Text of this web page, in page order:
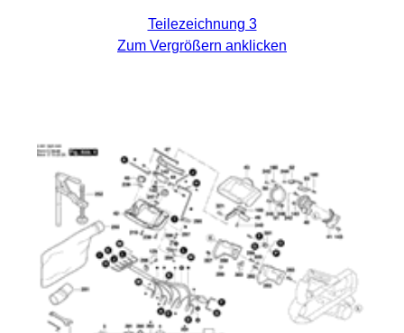
Teilezeichnung 3
Zum Vergrößern anklicken